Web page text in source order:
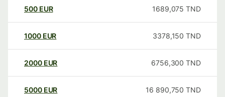
500 EUR 1689,075 TND
1000 EUR 3378,150 TND
2000 EUR 6756,300 TND
5000 EUR 16 890,750 TND